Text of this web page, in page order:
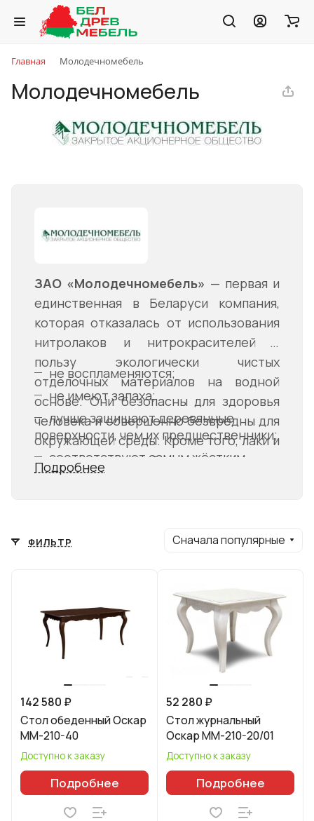
Главная Молодечномебель
Молодечномебель
ЗАО «Молодечномебель» — первая и
единственная в Беларуси компания,
которая отказалась от использования
нитролаков и нитрокрасителей в
пользу экологически чистых
отделочных материалов на водной
основе. Они безопасны для здоровья
человека и совершенно безвредны для
окружающей среды. Кроме того, лаки и
эмульсии на водной основе:
не воспламеняются;
не имеют запаха;
лучше защищают деревянные
поверхности, чем их предшественники;
соответствуют самым жёстким
европейским экологическим
Подробнее
ФИЛЬТР Сначала популярные
142 580 ₽
Стол обеденный Оскар
ММ-210-40
Доступно к заказу
Подробнее
52 280 ₽
Стол журнальный
Оскар ММ-210-20/01
Доступно к заказу
Подробнее